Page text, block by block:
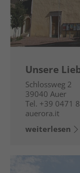
Unsere
Schlossweg 2
39040 Auer
Tel. +39 0471
auerora.it
weiterlesen